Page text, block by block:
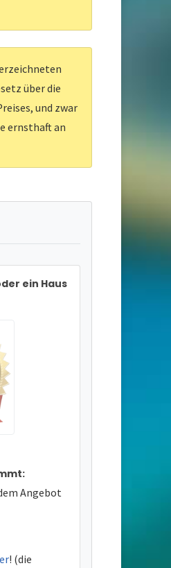
über die
und zwar
ernsthaft an
ein Haus
Angebot
! (die